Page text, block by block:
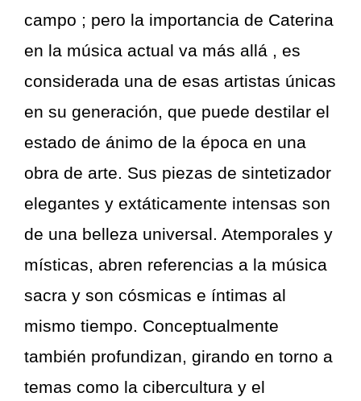
campo ; pero la importancia de Caterina
en la música actual va más allá , es
considerada una de esas artistas únicas
en su generación, que puede destilar el
estado de ánimo de la época en una
obra de arte. Sus piezas de sintetizador
elegantes y extáticamente intensas son
de una belleza universal. Atemporales y
místicas, abren referencias a la música
sacra y son cósmicas e íntimas al
mismo tiempo. Conceptualmente
también profundizan, girando en torno a
temas como la cibercultura y el